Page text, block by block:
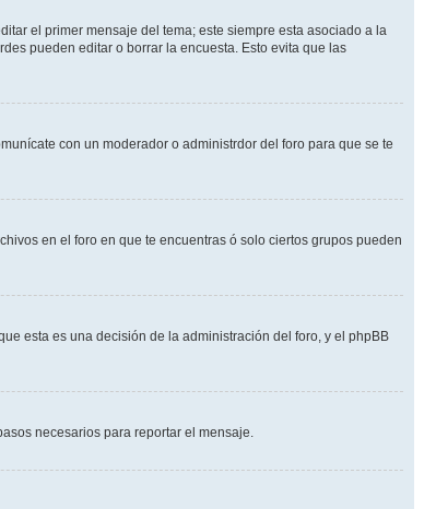
el primer mensaje del tema; este siempre esta asociado a la
pueden editar o borrar la encuesta. Esto evita que las
con un moderador o administrdor del foro para que se te
en el foro en que te encuentras ó solo ciertos grupos pueden
esta es una decisión de la administración del foro, y el phpBB
necesarios para reportar el mensaje.